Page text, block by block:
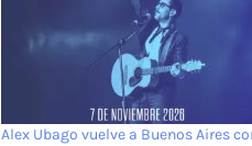
Alex Ubago vuelve a Buenos Aires